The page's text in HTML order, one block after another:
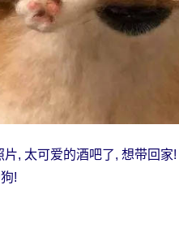
片, 太可爱的酒吧了, 想带回家!
!